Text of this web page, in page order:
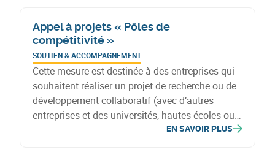
Appel à projets « Pôles de
compétitivité »
SOUTIEN & ACCOMPAGNEMENT
Cette mesure est destinée à des entreprises qui
souhaitent réaliser un projet de recherche ou de
développement collaboratif (avec d’autres
entreprises et des universités, hautes écoles ou
centres de recherche agréés) dans un des
EN SAVOIR PLUS